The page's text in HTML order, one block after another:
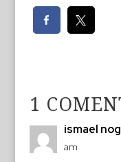
1
ismael
am